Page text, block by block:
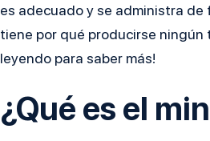
es adecuado y se administra de
tiene por qué producirse ningún
leyendo para saber más!
¿Qué es el